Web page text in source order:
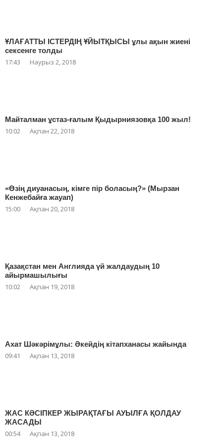
ҰЛАҒАТТЫ ІСТЕРДІҢ ҰЙЫТҚЫСЫ ұлы ақын жиені
сексенге толды
17:43 Наурыз 2, 2018
Майталман ұстаз-ғалым Қыдырниязовқа 100 жыл!
10:02 Ақпан 22, 2018
«Өзің диуанасың, кімге пір боласың?» (Мырзан
Кенжебайға жауап)
15:00 Ақпан 20, 2018
Қазақстан мен Англияда үй жалдаудың 10
айырмашылығы
10:02 Ақпан 19, 2018
Ахат Шәкәрімұлы: Әкейдің кітапханасы жайында
09:41 Ақпан 13, 2018
ЖАС КӘСІПКЕР ЖЫРАҚТАҒЫ АУЫЛҒА ҚОЛДАУ
ЖАСАДЫ
00:54 Ақпан 13, 2018